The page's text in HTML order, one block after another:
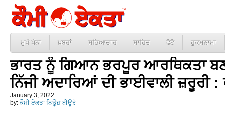
ਮੁਖੱ ਪੰਨਾ ਖ਼ਬਰਾਂ ਸਭਿਆਚਾਰ ਸਾਹਿਤ ਫੋਟੋ ਹੁਕਮਨਾਮਾ
ਭਾਰਤ ਨੂੰ ਗਿਆਨ ਭਰਪੂਰ ਆਰਥਿਕਤਾ
ਨਿੱਜੀ ਅਦਾਰਿਆਂ ਦੀ ਭਾਈਵਾਲੀ ਜ਼ਰੂਰੀ :
January 3, 2022
by: ਕੌਮੀ ਏਕਤਾ ਨਿਊਜ਼ ਬੀਊਰੋ